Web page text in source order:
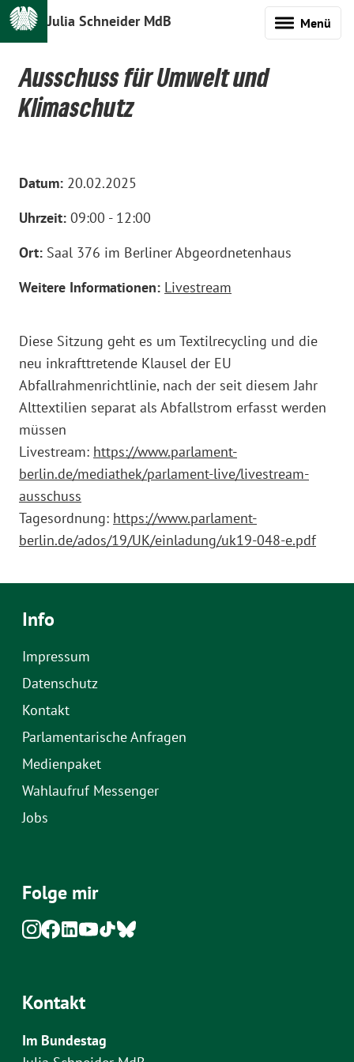
Julia Schneider MdB Menü
Ausschuss für Umwelt und
Klimaschutz
Datum: 20.02.2025
Uhrzeit: 09:00 - 12:00
Ort: Saal 376 im Berliner Abgeordnetenhaus
Weitere Informationen: Livestream
Diese Sitzung geht es um Textilrecycling und die
neu inkrafttretende Klausel der EU
Abfallrahmenrichtlinie, nach der seit diesem Jahr
Alttextilien separat als Abfallstrom erfasst werden
müssen
Livestream: https://www.parlament-
berlin.de/mediathek/parlament-live/livestream-
ausschuss
Tagesordnung: https://www.parlament-
berlin.de/ados/19/UK/einladung/uk19-048-e.pdf
Info
Impressum
Datenschutz
Kontakt
Parlamentarische Anfragen
Medienpaket
Wahlaufruf Messenger
Jobs
Folge mir
Kontakt
Im Bundestag